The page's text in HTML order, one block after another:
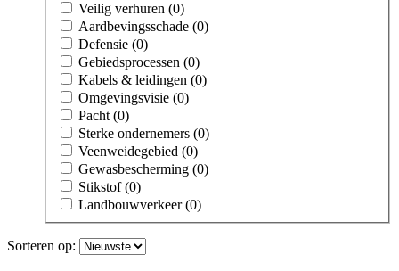
Veilig verhuren (0)
Aardbevingsschade (0)
Defensie (0)
Gebiedsprocessen (0)
Kabels & leidingen (0)
Omgevingsvisie (0)
Pacht (0)
Sterke ondernemers (0)
Veenweidegebied (0)
Gewasbescherming (0)
Stikstof (0)
Landbouwverkeer (0)
Sorteren op: